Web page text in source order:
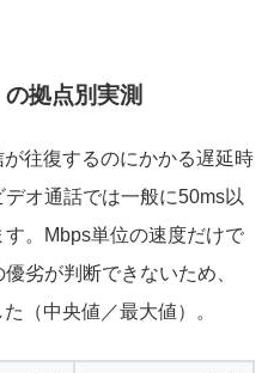
拠点別実測
往復するのにかかる遅延時
オ通話では一般に50ms以
。Mbps単位の速度だけで
劣が判断できないため、
（中央値／最大値）。